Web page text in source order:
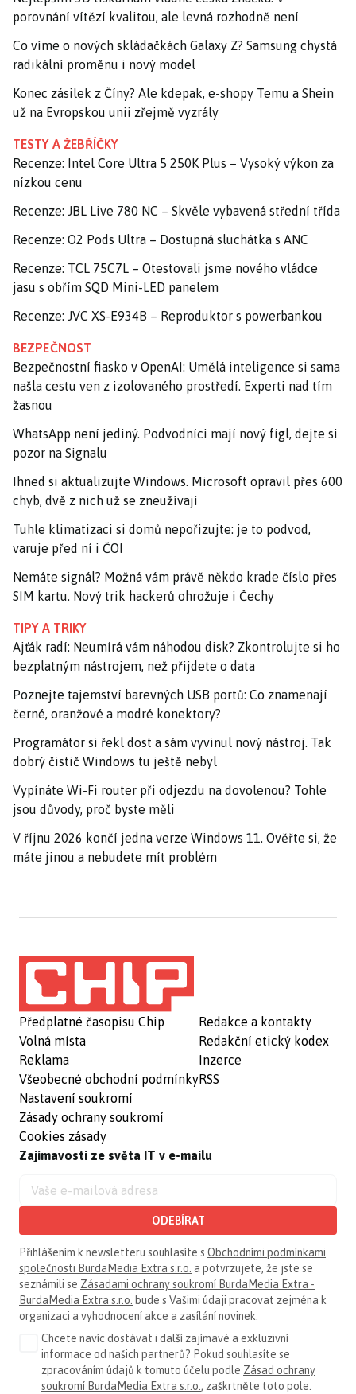
porovnání vítězí kvalitou, ale levná rozhodně není
Co víme o nových skládačkách Galaxy Z? Samsung chystá
radikální proměnu i nový model
Konec zásilek z Číny? Ale kdepak, e-shopy Temu a Shein
už na Evropskou unii zřejmě vyzrály
TESTY A ŽEBŘÍČKY
Recenze: Intel Core Ultra 5 250K Plus – Vysoký výkon za
nízkou cenu
Recenze: JBL Live 780 NC – Skvěle vybavená střední třída
Recenze: O2 Pods Ultra – Dostupná sluchátka s ANC
Recenze: TCL 75C7L – Otestovali jsme nového vládce
jasu s obřím SQD Mini-LED panelem
Recenze: JVC XS-E934B – Reproduktor s powerbankou
BEZPEČNOST
Bezpečnostní fiasko v OpenAI: Umělá inteligence si sama
našla cestu ven z izolovaného prostředí. Experti nad tím
žasnou
WhatsApp není jediný. Podvodníci mají nový fígl, dejte si
pozor na Signalu
Ihned si aktualizujte Windows. Microsoft opravil přes 600
chyb, dvě z nich už se zneužívají
Tuhle klimatizaci si domů nepořizujte: je to podvod,
varuje před ní i ČOI
Nemáte signál? Možná vám právě někdo krade číslo přes
SIM kartu. Nový trik hackerů ohrožuje i Čechy
TIPY A TRIKY
Ajťák radí: Neumírá vám náhodou disk? Zkontrolujte si ho
bezplatným nástrojem, než přijdete o data
Poznejte tajemství barevných USB portů: Co znamenají
černé, oranžové a modré konektory?
Programátor si řekl dost a sám vyvinul nový nástroj. Tak
dobrý čistič Windows tu ještě nebyl
Vypínáte Wi-Fi router při odjezdu na dovolenou? Tohle
jsou důvody, proč byste měli
V říjnu 2026 končí jedna verze Windows 11. Ověřte si, že
máte jinou a nebudete mít problém
Předplatné časopisu Chip
Volná místa
Reklama
Všeobecné obchodní podmínky
Nastavení soukromí
Zásady ochrany soukromí
Cookies zásady
Redakce a kontakty
Redakční etický kodex
Inzerce
RSS
Zajímavosti ze světa IT v e-mailu
ODEBÍRAT
Přihlášením k newsletteru souhlasíte s Obchodními podmínkami
společnosti BurdaMedia Extra s.r.o. a potvrzujete, že jste se
seznámili se Zásadami ochrany soukromí BurdaMedia Extra -
BurdaMedia Extra s.r.o. bude s Vašimi údaji pracovat zejména k
organizaci a vyhodnocení akce a zasílání novinek.
Chcete navíc dostávat i další zajímavé a exkluzivní
informace od našich partnerů? Pokud souhlasíte se
zpracováním údajů k tomuto účelu podle Zásad ochrany
soukromí BurdaMedia Extra s.r.o., zaškrtněte toto pole.